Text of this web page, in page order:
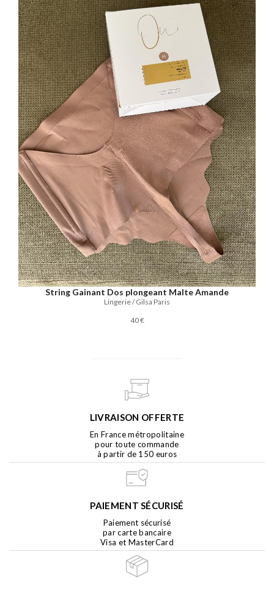
String Gainant Dos plongeant Malte Amande
Lingerie / Gilsa Paris
40 €
LIVRAISON OFFERTE
En France métropolitaine
pour toute commande
à partir de 150 euros
PAIEMENT SÉCURISÉ
Paiement sécurisé
par carte bancaire
Visa et MasterCard